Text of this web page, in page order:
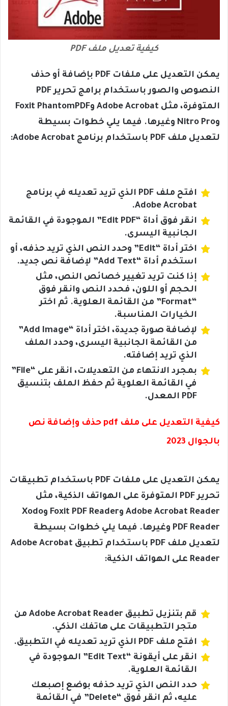
كيفية تعديل ملف PDF
يمكن التعديل على ملفات PDF بإضافة أو حذف
النصوص والصور باستخدام برامج تحرير PDF
المتوفرة، مثل Adobe Acrobat وFoxit PhantomPDF
وNitro Pro وغيرها. فيما يلي خطوات بسيطة
لتعديل ملف PDF باستخدام برنامج Adobe Acrobat:
افتح ملف PDF الذي تريد تعديله في برنامج
Adobe Acrobat.
انقر فوق أداة “Edit PDF” الموجودة في القائمة
الجانبية اليسرى.
اختر أداة “Edit” وحدد النص الذي تريد حذفه، أو
استخدم أداة “Add Text” لإضافة نص جديد.
إذا كنت تريد تغيير خصائص النص، مثل
الحجم أو اللون، فحدد النص وانقر فوق
“Format” من القائمة العلوية. ثم اختر
الخيارات المناسبة.
لإضافة صورة جديدة، اختر أداة “Add Image”
من القائمة الجانبية اليسرى، وحدد الملف
الذي تريد إضافته.
بمجرد الانتهاء من التعديلات، انقر على “File”
في القائمة العلوية ثم حفظ الملف بتنسيق
PDF المعدل.
كيفية التعديل على ملف pdf حذف وإضافة نص
بالجوال 2023
يمكن التعديل على ملفات PDF باستخدام تطبيقات
تحرير PDF المتوفرة على الهواتف الذكية، مثل
Adobe Acrobat Reader وFoxit PDF Reader وXodo
PDF Reader وغيرها. فيما يلي خطوات بسيطة
لتعديل ملف PDF باستخدام تطبيق Adobe Acrobat
Reader على الهواتف الذكية:
قم بتنزيل تطبيق Adobe Acrobat Reader من
متجر التطبيقات على هاتفك الذكي.
افتح ملف PDF الذي تريد تعديله في التطبيق.
انقر على أيقونة “Edit Text” الموجودة في
القائمة العلوية.
حدد النص الذي تريد حذفه بوضع إصبعك
عليه، ثم انقر فوق “Delete” في القائمة